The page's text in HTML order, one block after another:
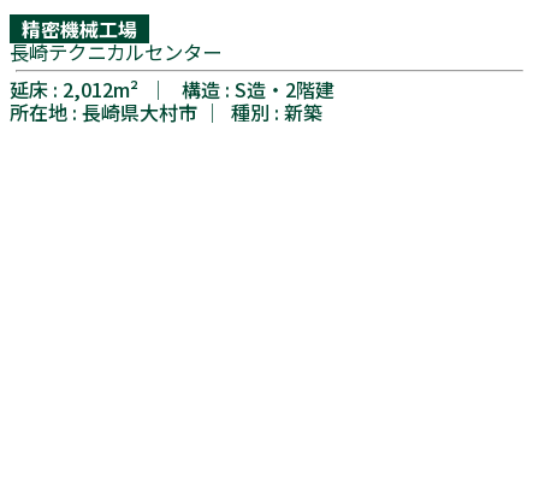
精密機械工場
長崎テクニカルセンター
延床 : 2,012m² │ 構造 : S造・2階建
所在地 : 長崎県大村市 │ 種別 : 新築